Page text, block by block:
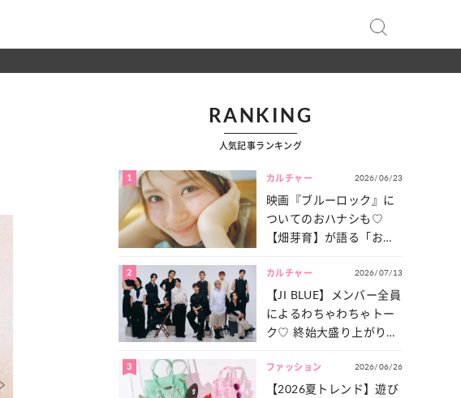
RANKING
人気記事ランキング
1 カルチャー 2026/06/23
映画『ブルーロック』に
ついてのおハナシも♡
【畑芽育】が語る「お仕
は？
2 カルチャー 2026/07/13
【JI BLUE】メンバー全員
によるわちゃわちゃトー
ク♡ 終始大盛り上がりだ
一気見せ！
3 ファッション 2026/06/26
【2026夏トレンド】遊び